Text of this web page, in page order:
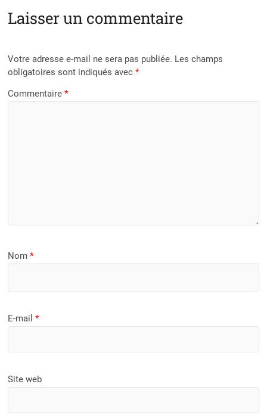
Laisser un commentaire
Votre adresse e-mail ne sera pas publiée. Les champs
obligatoires sont indiqués avec*
Commentaire*
Nom*
E-mail*
Site web